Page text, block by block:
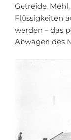
Getreide,
Flüssigkeiten
werden – das
Abwägen des